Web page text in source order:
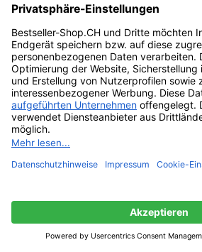
Zur Wunschliste hinzufügen
In den Warenkorb
SANTE Naturkosmetik Nail &
Nagelpflegeöl, Pflege für Nägel
Bio-Ölen & Vitamin E, Vegan,
Vorrätig
CHF26.90